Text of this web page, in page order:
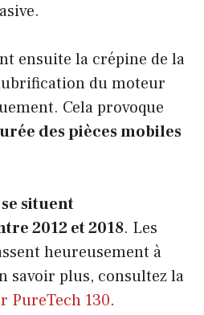
ensuite la crépine de la
du moteur
Cela provoque
des pièces mobiles
situent
2012 et 2018. Les
heureusement à
savoir plus, consultez la
PureTech 130.